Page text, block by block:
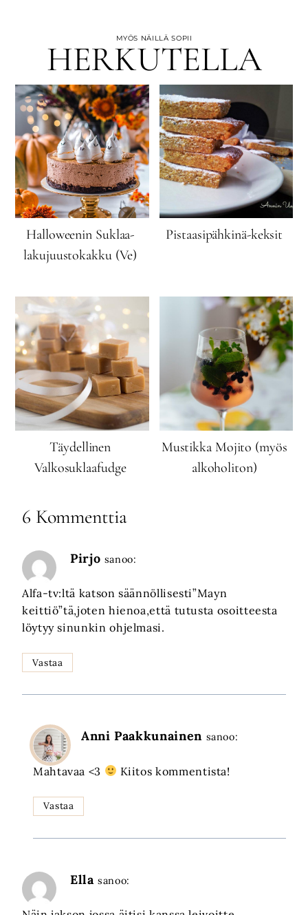
MYÖS NÄILLÄ SOPII
HERKUTELLA
Halloweenin Suklaa-
lakujuustokakku (Ve)
Pistaasipähkinä-keksit
Täydellinen
Valkosuklaafudge
Mustikka Mojito (myös
alkoholiton)
6 Kommenttia
Pirjo sanoo:
Alfa-tv:ltä katson säännöllisesti”Mayn
keittiö”tä,joten hienoa,että tutusta osoitteesta
löytyy sinunkin ohjelmasi.
Vastaa
Anni Paakkunainen sanoo:
Mahtavaa <3 Kiitos kommentista!
Vastaa
Ella sanoo: